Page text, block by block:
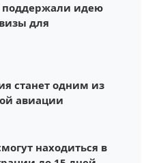
поддержали идею
для
станет одним из
авиации
находиться в